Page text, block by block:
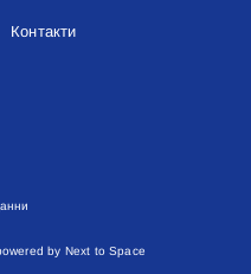
Контакти
by Next to Space